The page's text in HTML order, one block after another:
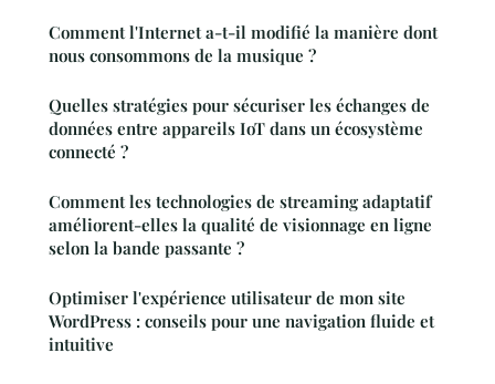
Comment l'Internet a-t-il modifié la manière dont
nous consommons de la musique ?
Quelles stratégies pour sécuriser les échanges de
données entre appareils IoT dans un écosystème
connecté ?
Comment les technologies de streaming adaptatif
améliorent-elles la qualité de visionnage en ligne
selon la bande passante ?
Optimiser l'expérience utilisateur de mon site
WordPress : conseils pour une navigation fluide et
intuitive